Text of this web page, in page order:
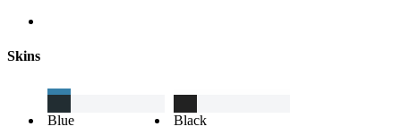
Skins
Blue Black